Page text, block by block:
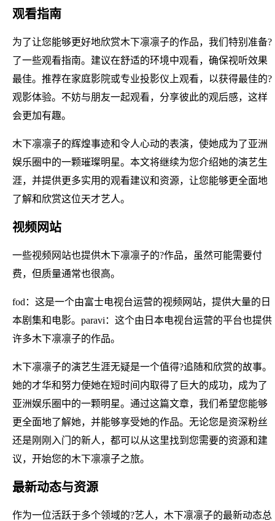
观看指南
为了让您能够更好地欣赏木下凛凛子的作品，我们特别准备?
了一些观看指南。建议在舒适的环境中观看，确保视听效果
最佳。推荐在家庭影院或专业投影仪上观看，以获得最佳的?
观影体验。不妨与朋友一起观看，分享彼此的观后感，这样
会更加有趣。
木下凛凛子的辉煌事迹和令人心动的表演，使她成为了亚洲
娱乐圈中的一颗璀璨明星。本文将继续为您介绍她的演艺生
涯，并提供更多实用的观看建议和资源，让您能够更全面地
了解和欣赏这位天才艺人。
视频网站
一些视频网站也提供木下凛凛子的?作品，虽然可能需要付
费，但质量通常也很高。
fod：这是一个由富士电视台运营的视频网站，提供大量的日
本剧集和电影。paravi：这个由日本电视台运营的平台也提供
许多木下凛凛子的作品。
木下凛凛子的演艺生涯无疑是一个值得?追随和欣赏的故事。
她的才华和努力使她在短时间内取得了巨大的成功，成为了
亚洲娱乐圈中的一颗明星。通过这篇文章，我们希望您能够
更全面地了解她，并能够享受她的作品。无论您是资深粉丝
还是刚刚入门的新人，都可以从这里找到您需要的资源和建
议，开始您的木下凛凛子之旅。
最新动态与资源
作为一位活跃于多个领域的?艺人，木下凛凛子的最新动态总